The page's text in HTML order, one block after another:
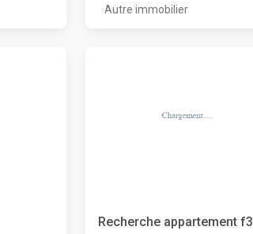
Autre immobilier
Recherche appartement f3